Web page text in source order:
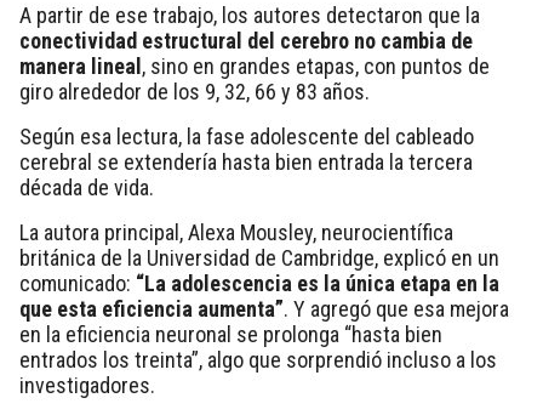
A partir de ese trabajo, los autores detectaron que la
conectividad estructural del cerebro no cambia de
manera lineal , sino en grandes etapas, con puntos de
giro alrededor de los 9, 32, 66 y 83 años.
Según esa lectura, la fase adolescente del cableado
cerebral se extendería hasta bien entrada la tercera
década de vida.
La autora principal, Alexa Mousley, neurocientífica
británica de la Universidad de Cambridge, explicó en un
comunicado: “La adolescencia es la única etapa en la
que esta eficiencia aumenta”. Y agregó que esa mejora
en la eficiencia neuronal se prolonga “hasta bien
entrados los treinta”, algo que sorprendió incluso a los
investigadores.